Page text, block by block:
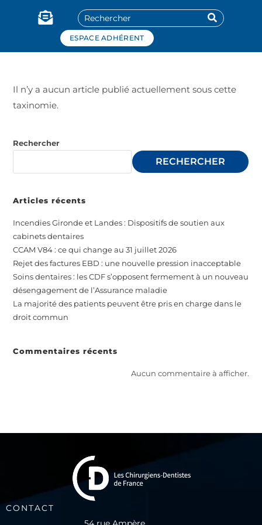
ESPACE ADHÉRENT
Il n’y a aucun article publié actuellement sous cette
taxinomie.
Rechercher
RECHERCHER
Articles récents
Incendies Gironde et Landes : Dispositifs de soutien aux
cabinets dentaires
CCAM V84 : ce qui change au 31 juillet 2026
Rejet des factures EBD : une nouvelle pression inacceptable
Soins dentaires : les CDF s’opposent fermement à un nouveau
désengagement de l’Assurance maladie
La majorité des patients peuvent être pris en charge dans le
droit commun
Commentaires récents
Aucun commentaire à afficher.
CONTACT
Panneau de gestion des cookies